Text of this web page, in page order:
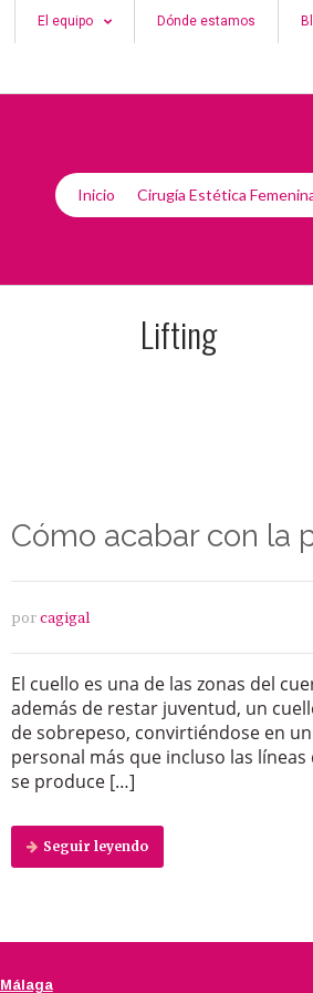
El equipo Dónde estamos
Inicio Cirugía Estética
Lifting
Cómo acabar con la
porcagigal
El cuello es una de las zonas del
además de restar juventud, un
de sobrepeso, convirtiéndose en
personal más que incluso las
se produce […]
Seguir leyendo
Málaga